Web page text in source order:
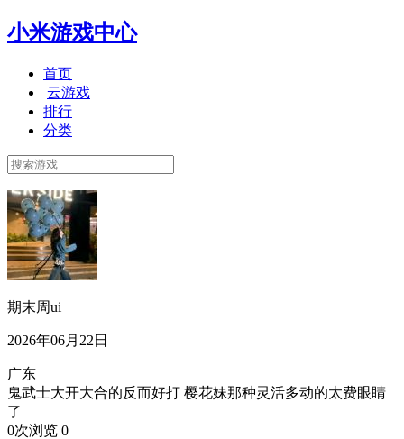
小米游戏中心
首页
云游戏
排行
分类
期末周ui
2026年06月22日
广东
鬼武士大开大合的反而好打 樱花妹那种灵活多动的太费眼睛
了
0次浏览 0